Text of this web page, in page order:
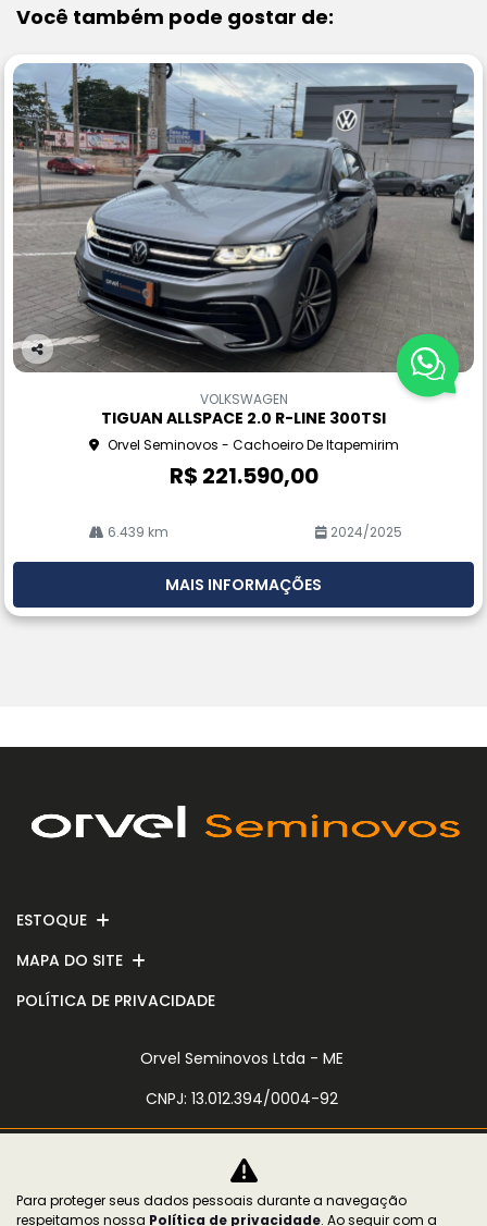
Você também pode gostar de:
Co
VOLKSWAGEN
TIGUAN ALLSPACE 2.0 R-LINE 300TSI
Orvel Seminovos - Cachoeiro De Itapemirim
R$ 221.590,00
6.439 km 2024/2025
MAIS INFORMAÇÕES
ESTOQUE
MAPA DO SITE
POLÍTICA DE PRIVACIDADE
Orvel Seminovos Ltda - ME
CNPJ: 13.012.394/0004-92
No trânsito, enxergar o outro salva
Para proteger seus dados pessoais durante a navegação
respeitamos nossa Política de privacidade. Ao seguir com a